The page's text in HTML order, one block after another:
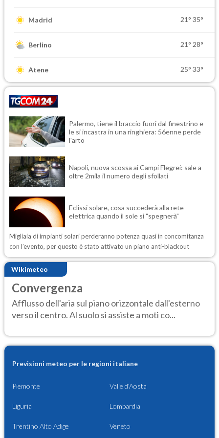
Madrid 21° 35°
Berlino 21° 28°
Atene 25° 33°
Palermo, tiene il braccio fuori dal finestrino e
le si incastra in una ringhiera: 56enne perde
l'arto
Napoli, nuova scossa ai Campi Flegrei: sale a
oltre 2mila il numero degli sfollati
Eclissi solare, cosa succederà alla rete
elettrica quando il sole si "spegnerà"
Migliaia di impianti solari perderanno potenza quasi in concomitanza
con l’evento, per questo è stato attivato un piano anti-blackout
Wikimeteo
Convergenza
Afflusso dell'aria sul piano orizzontale dall'esterno
verso il centro. Al suolo si assiste a moti co...
Previsioni meteo per le regioni italiane
Piemonte Valle d'Aosta
Liguria Lombardia
Trentino Alto Adige Veneto